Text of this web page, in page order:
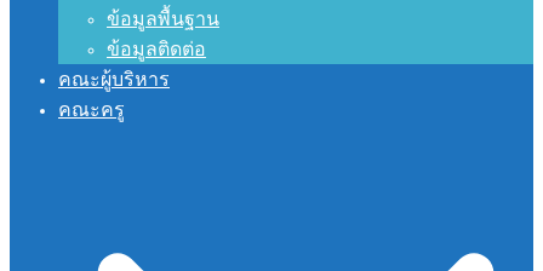
ข้อมูลพื้นฐาน
ข้อมูลติดต่อ
คณะผู้บริหาร
คณะครู